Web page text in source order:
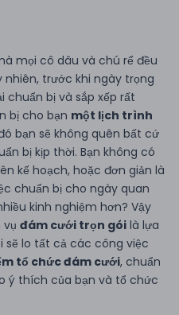
mọi cô dâu và chú rể đều
trước khi ngày trọng
chuẩn bị và sắp xếp rất
bị cho bạn một lịch trình
bạn sẽ không quên bất cứ
bị kịp thời. Bạn không có
kế hoạch, hoặc đơn giản là
chuẩn bị cho ngày quan
kinh nghiệm hơn? Vậy
đám cưới trọn gói là lựa
sẽ lo tất cả các công việc
tổ chức đám cưới, chuẩn
ý thích của bạn và tổ chức